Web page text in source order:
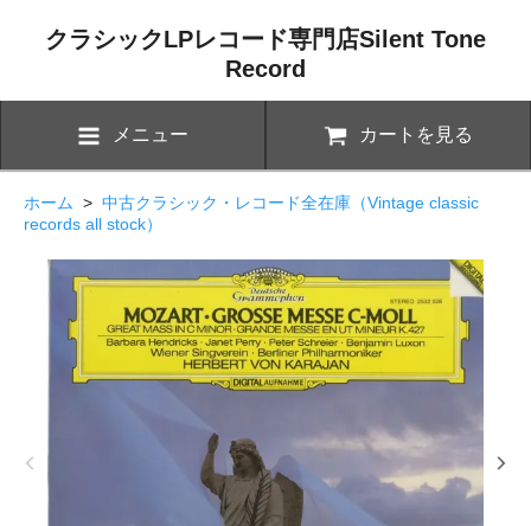
クラシックLPレコード専門店Silent Tone
Record
メニュー カートを見る
ホーム > 中古クラシック・レコード全在庫（Vintage classic
records all stock）